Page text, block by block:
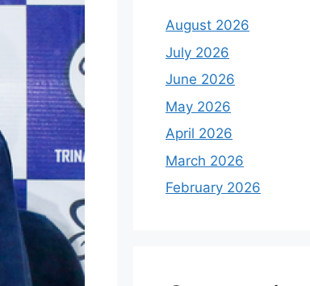
August 2026
July 2026
June 2026
May 2026
April 2026
March 2026
February 2026